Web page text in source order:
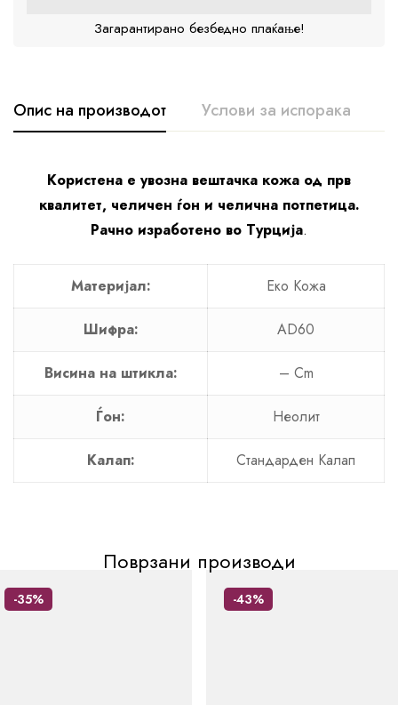
Загарантирано безбедно плаќање!
Опис на производот Услови за испорака
Користена е увозна вештачка кожа од прв
квалитет, челичен ѓон и челична потпетица.
Рачно изработено во Турција.
Материјал: Еко Кожa
Шифра: AD60
Висина на штикла: – Cm
Ѓон: Неолит
Калап: Стандарден Калап
Поврзани производи
-35% -43%